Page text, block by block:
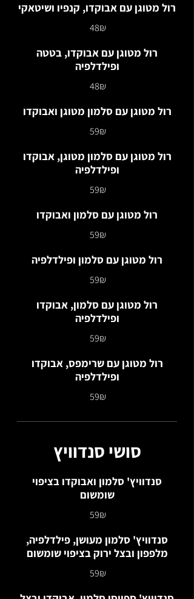
רול מטוגן עם אבוקדו, קנפיו ושיטאקי
‏48 ‏₪
רול מטוגן עם אבוקדו, בטטה
ופילדלפיה
‏48 ‏₪
רול מטוגן עם סלמון מטוגן ואבוקדו
‏59 ‏₪
רול מטוגן עם סלמון מטוגן, אבוקדו
ופילדלפיה
‏59 ‏₪
רול מטוגן עם סלמון ואבוקדו
‏59 ‏₪
רול מטוגן עם סלמון ופילדלפיה
‏59 ‏₪
רול מטוגן עם סלמון, אבוקדו
ופילדלפיה
‏59 ‏₪
רול מטוגן עם שרימפס, אבוקדו
ופילדלפיה
‏59 ‏₪
סושי סנדוויץ
סנדוויץ' סלמון ואבוקדו בציפוי
שומשום
‏59 ‏₪
סנדוויץ' סלמון מעושן, פילדלפיה,
מלפפון ובצל ירוק בציפוי שומשום
‏59 ‏₪